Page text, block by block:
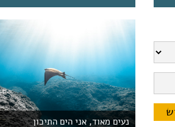
נעים מאוד, אני הים התיכון